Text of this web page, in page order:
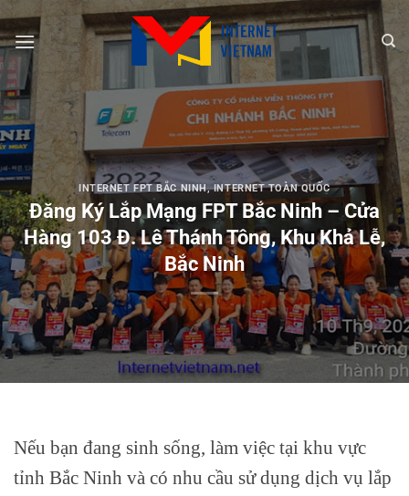
Chuyển
đến
nội
dung
INTERNET FPT BẮC NINH,INTERNET TOÀN QUỐC
Đăng Ký Lắp Mạng FPT Bắc Ninh – Cửa
Hàng 103 Đ. Lê Thánh Tông, Khu Khả Lễ,
Bắc Ninh
Nếu bạn đang sinh sống, làm việc tại khu vực
tỉnh Bắc Ninh và có nhu cầu sử dụng dịch vụ lắp